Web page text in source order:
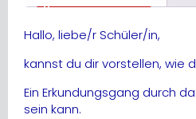
Hallo, liebe/r Schüler/in,
kannst du dir vorstellen, wie
Ein Erkundungsgang durch
sein kann.